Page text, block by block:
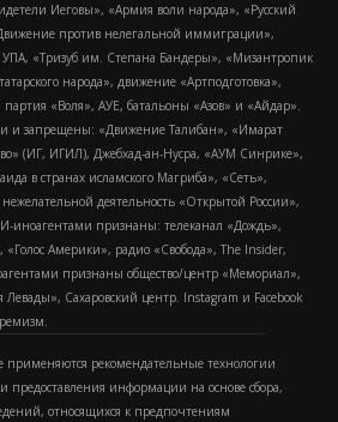
Иеговы», «Армия воли народа», «Русский
против нелегальной иммиграции»,
«Тризуб им. Степана Бандеры», «Мизантропик
народа», движение «Артподготовка»,
партия «Воля», АУЕ, батальоны «Азов» и «Айдар».
и запрещены: «Движение Талибан», «Имарат
(ИГ, ИГИЛ), Джебхад-ан-Нусра, «АУМ Синрике»,
в странах исламского Магриба», «Сеть»,
деятельность «Открытой России»,
иноагентами признаны: телеканал «Дождь»,
Америки», радио «Свобода», The Insider,
признаны общество/центр «Мемориал»,
Сахаровский центр. Instagram и Facebook
рекомендательные технологии
информации на основе сбора,
относящихся к предпочтениям